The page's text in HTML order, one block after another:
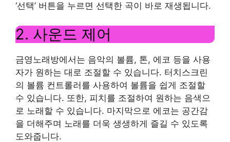
‘선택’ 버튼을 누르면 선택한 곡이 바로 재생됩니다.
2. 사운드 제어
금영노래방에서는 음악의 볼륨, 톤, 에코 등을 사용
자가 원하는 대로 조절할 수 있습니다. 터치스크린
의 볼륨 컨트롤러를 사용하여 볼륨을 쉽게 조절할
수 있습니다. 또한, 피치를 조절하여 원하는 음색으
로 노래할 수 있습니다. 마지막으로 에코는 공간감
을 더해주며 노래를 더욱 생생하게 즐길 수 있도록
도와줍니다.